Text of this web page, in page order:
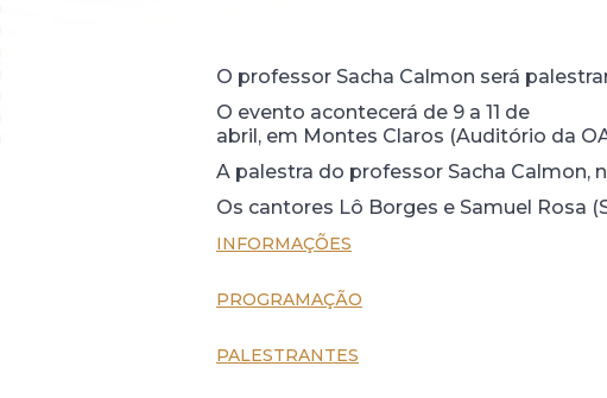
O professor Sacha Calmon será
O evento acontecerá de 9 a 11 de
abril, em Montes Claros (Auditório da
A palestra do professor Sacha Calmon,
Os cantores Lô Borges e Samuel Rosa
INFORMAÇÕES
PROGRAMAÇÃO
PALESTRANTES